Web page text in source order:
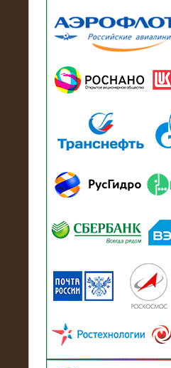
13.07.2018
модуль в контейнере
Балтийский завод
Активно-реактивные
модули 15 МВт (21,5
конфедераций